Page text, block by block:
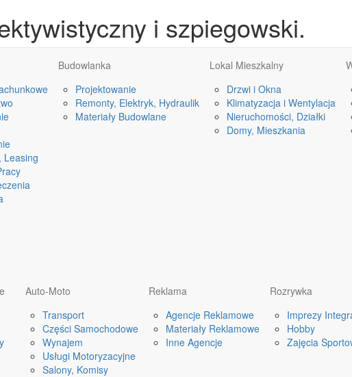
i szpiegowski.
Leasing
Budowlanka
Projektowanie
Remonty, Elektryk, Hydraulik
Materiały Budowlane
Lokal Mieszkalny
Drzwi i Okna
Klimatyzacja i Wentylacja
Nieruchomości, Działki
Domy, Mieszkania
Auto-Moto
Transport
Części Samochodowe
Wynajem
Usługi Motoryzacyjne
Salony, Komisy
Reklama
Agencje Reklamowe
Materiały Reklamowe
Inne Agencje
Rozrywka
Imprezy
Hobby
Zajęcia